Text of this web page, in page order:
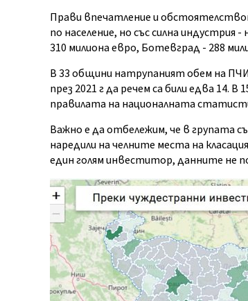
Прави впечатление и
по население, но със силна
310 милиона евро, Ботевград - 288
В 33 общини натрупаният обем на
през 2021 г да речем са били едва 14.
правилата на националната
Важно е да отбележим, че в групата
наредили на челните места на
един голям инвеститор, данните не